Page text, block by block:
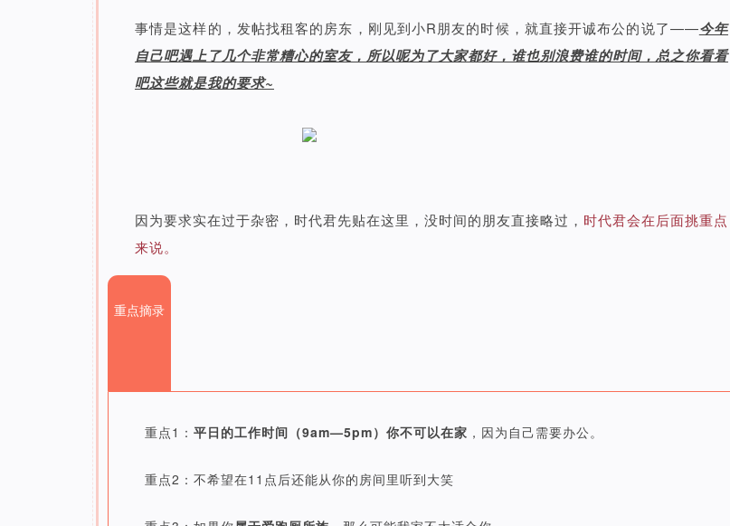
事情是这样的，发帖找租客的房东，刚见到小R朋友的时候，就直接开诚布公的说了——今年
自己吧遇上了几个非常糟心的室友，所以呢为了大家都好，谁也别浪费谁的时间，总之你看看
吧这些就是我的要求~
因为要求实在过于杂密，时代君先贴在这里，没时间的朋友直接略过， 时代君会在后面挑重点
来说。
重点摘录
重点1： 平日的工作时间（9am—5pm）你不可以在家 ，因为自己需要办公。
重点2：不希望在11点后还能从你的房间里听到大笑